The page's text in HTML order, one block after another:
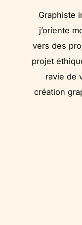
Graphiste
j’oriente
vers des
projet
ravie de
création